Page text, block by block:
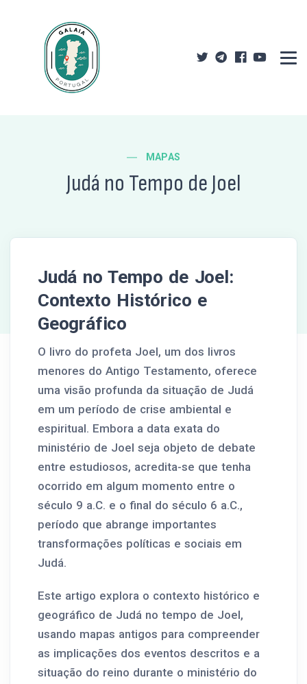
MAPAS
Judá no Tempo de Joel
Judá no Tempo de Joel:
Contexto Histórico e
Geográfico
O livro do profeta Joel, um dos livros
menores do Antigo Testamento, oferece
uma visão profunda da situação de Judá
em um período de crise ambiental e
espiritual. Embora a data exata do
ministério de Joel seja objeto de debate
entre estudiosos, acredita-se que tenha
ocorrido em algum momento entre o
século 9 a.C. e o final do século 6 a.C.,
período que abrange importantes
transformações políticas e sociais em
Judá.
Este artigo explora o contexto histórico e
geográfico de Judá no tempo de Joel,
usando mapas antigos para compreender
as implicações dos eventos descritos e a
situação do reino durante o ministério do